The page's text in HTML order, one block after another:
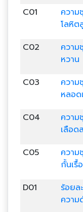
C01
ความ
โลหิต
C02
ความ
หวาน
C03
ความ
หลอด
C04
ความ
เลือด
C05
ความ
กั้นเรื้
D01
ร้อยล
ความ